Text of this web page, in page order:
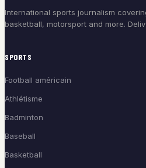
International sports journalism
basketball, motorsport and more.
SPORTS
Football américain
Athlétisme
Badminton
Baseball
Basketball